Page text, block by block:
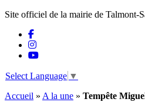
Site officiel de la mairie de Talmont-
Select Language ▼
Accueil » A la une » Tempête